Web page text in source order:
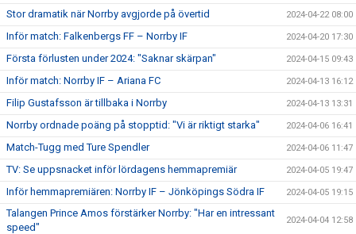
Stor dramatik när Norrby avgjorde på övertid 2024-04-22 08:00
Inför match: Falkenbergs FF – Norrby IF 2024-04-20 17:30
Första förlusten under 2024: "Saknar skärpan" 2024-04-15 09:43
Inför match: Norrby IF – Ariana FC 2024-04-13 16:12
Filip Gustafsson är tillbaka i Norrby 2024-04-13 13:31
Norrby ordnade poäng på stopptid: "Vi är riktigt starka" 2024-04-06 16:41
Match-Tugg med Ture Spendler 2024-04-06 11:47
TV: Se uppsnacket inför lördagens hemmapremiär 2024-04-05 19:47
Inför hemmapremiären: Norrby IF – Jönköpings Södra IF 2024-04-05 19:15
Talangen Prince Amos förstärker Norrby: "Har en intressant
speed"
2024-04-04 12:58